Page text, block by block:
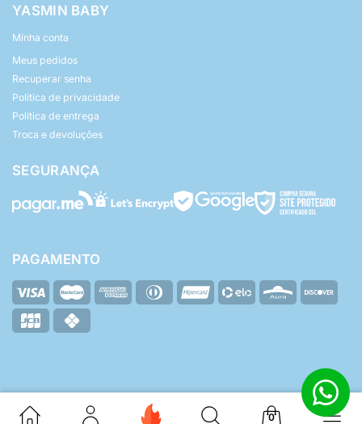
YASMIN BABY
Minha conta
Meus pedidos
Recuperar senha
Política de privacidade
Política de entrega
Troca e devoluções
SEGURANÇA
PAGAMENTO
© Yasmin Baby - Todos os direitos reservados.
Desenvolvido por: ZHF Mídia Digital
0